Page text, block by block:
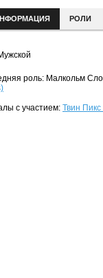
РОЛИ
роль: Малкольм
с участием: Твин